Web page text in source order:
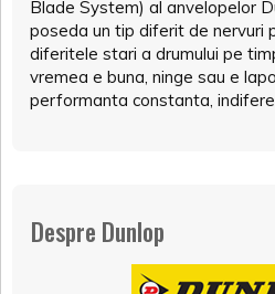
Blade System) al anvelopelor
poseda un tip diferit de nervuri
diferitele stari a drumului pe
vremea e buna, ninge sau e
performanta constanta,
Despre Dunlop